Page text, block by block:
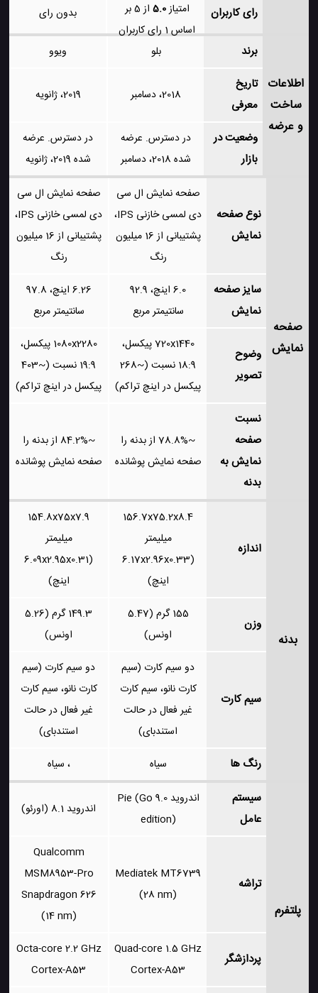
رای کاربران امتیاز5.0
از 5 بر
اساس1رای کاربران
بدون رای
اطلاعات
ساخت
و عرضه
برند بلو ویوو
تاریخ
معرفی
2018، دسامبر 2019، ژانویه
وضعیت در
بازار
در دسترس. عرضه
شده 2018، دسامبر
در دسترس. عرضه
شده 2019، ژانویه
صفحه
نمایش
نوع صفحه
نمایش
صفحه نمایش ال سی
دی لمسی خازنی IPS،
پشتیبانی از 16 میلیون
رنگ
صفحه نمایش ال سی
دی لمسی خازنی IPS،
پشتیبانی از 16 میلیون
رنگ
سایز صفحه
نمایش
6.0 اینچ، 92.9
سانتیمتر مربع
6.26 اینچ، 97.8
سانتیمتر مربع
وضوح
تصویر
720x1440 پیکسل،
18:9 نسبت (~268
پیکسل در اینچ تراکم)
1080x2280 پیکسل،
19:9 نسبت (~403
پیکسل در اینچ تراکم)
نسبت
صفحه
نمایش به
بدنه
~78.8% از بدنه را
صفحه نمایش پوشانده
~84.2% از بدنه را
صفحه نمایش پوشانده
بدنه
اندازه
156.7x75.2x8.4
میلیمتر
(6.17x2.96x0.33
اینچ)
154.8x75x7.9
میلیمتر
(6.09x2.95x0.31
اینچ)
وزن
155 گرم (5.47
اونس)
149.3 گرم (5.26
اونس)
سیم کارت
دو سیم کارت (سیم
کارت نانو، سیم کارت
غیر فعال در حالت
استندبای)
دو سیم کارت (سیم
کارت نانو، سیم کارت
غیر فعال در حالت
استندبای)
رنگ ها سیاه ، سیاه
پلتفرم
سیستم
عامل
اندروید 9.0 Pie (Go
edition)
اندروید 8.1 (اورئو)
تراشه
Mediatek MT6739
(28 nm)
Qualcomm
MSM8953-Pro
Snapdragon 626
(14 nm)
پردازشگر
Quad-core 1.5 GHz
Cortex-A53
Octa-core 2.2 GHz
Cortex-A53